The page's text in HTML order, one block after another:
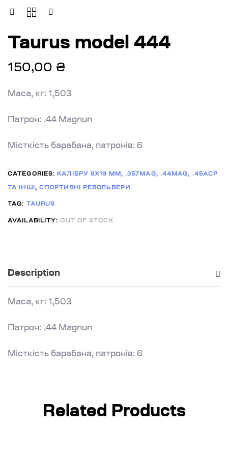
Taurus model 444
150,00 ₴
Маса, кг: 1,503
Патрон: .44 Magnun
Місткість барабана, патронів: 6
CATEGORIES: КАЛІБРУ 9X19 ММ, .357MAG, .44MAG, .45ACP
ТА ІНШІ , СПОРТИВНІ РЕВОЛЬВЕРИ
TAG: TAURUS
AVAILABILITY:OUT OF STOCK
Description
Маса, кг: 1,503
Патрон: .44 Magnun
Місткість барабана, патронів: 6
Related Products